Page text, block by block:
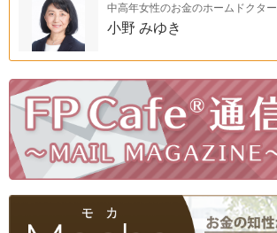
中高年女性のお金のホームドクター
小野 みゆき